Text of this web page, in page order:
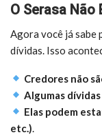
O Serasa Não
Agora você já sabe
dívidas. Isso
Credores não
Algumas
Elas podem
etc.).